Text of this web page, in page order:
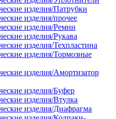
изделия/Патрубки
изделия/прочее
изделия/Ремни
изделия/Рукава
изделия/Техпластина
изделия/Тормозные
изделия/Амортизатор
изделия/Буфер
изделия/Втулка
изделия/Диафрагма